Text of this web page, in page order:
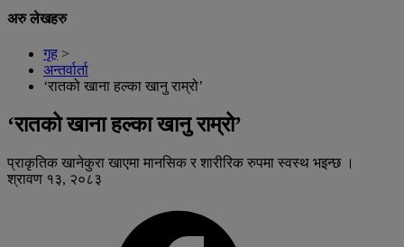
अरु लेखहरु
गृह >
अन्तर्वार्ता
‘रातको खाना हल्का खानु राम्रो’
‘रातको खाना हल्का खानु राम्रो’
प्राकृतिक खानेकुरा खाएमा मानसिक र शारीरिक रुपमा स्वस्थ भइन्छ ।
श्रावण १३, २०८३